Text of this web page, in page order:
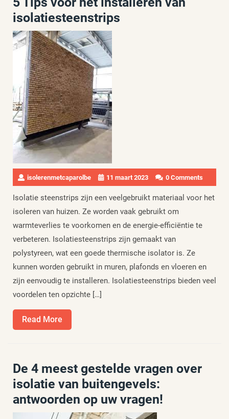
isolatiesteenstrips
isolerenmetcaparolbe 11 maart 2023 0 Comments
Isolatie steenstrips zijn een veelgebruikt materiaal voor het
isoleren van huizen. Ze worden vaak gebruikt om
warmteverlies te voorkomen en de energie-efficiëntie te
verbeteren. Isolatiesteenstrips zijn gemaakt van
polystyreen, wat een goede thermische isolator is. Ze
kunnen worden gebruikt in muren, plafonds en vloeren en
zijn eenvoudig te installeren. Isolatiesteenstrips bieden veel
voordelen ten opzichte […]
Read More
More
De 4 meest gestelde vragen over
isolatie van buitengevels:
antwoorden op uw vragen!